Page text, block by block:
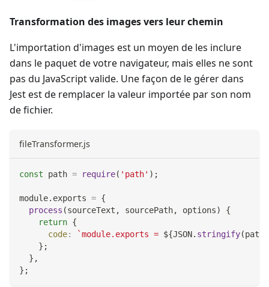
Transformation des images vers leur chemin
L'importation d'images est un moyen de les inclure
dans le paquet de votre navigateur, mais elles ne sont
pas du JavaScript valide. Une façon de le gérer dans
Jest est de remplacer la valeur importée par son nom
de fichier.
fileTransformer.js
const path = require( 'path' ) ;
module. exports = {
process (sourceText , sourcePath, options)
{
return {
code: `module.exports = ${JSON. stringify(path
} ;
} ,
} ;